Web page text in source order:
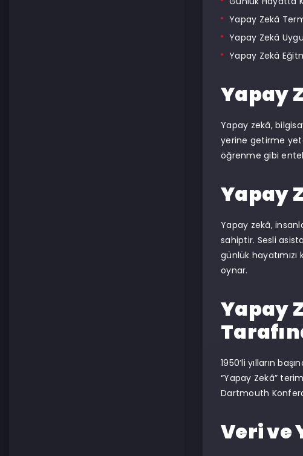
Yapay Zekâ
Yapay Zekâ
Yapay Zekâ
Yapay
Yapay zekâ,
yerine getirme
öğrenme gibi
Yapay
Yapay zekâ,
sahiptir. Sesli
günlük
oynar.
Yapay
1950’li yılların
“Yapay Zekâ”
Dartmouth
Veri ve